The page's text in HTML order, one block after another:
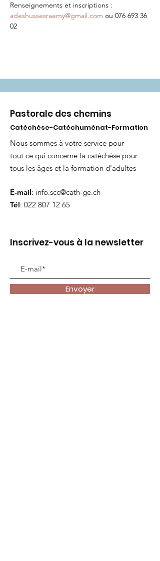
Renseignements et inscriptions :
adeshussesraemy@gmail.com ou 076 693 36
02
Pastorale des chemins
Catéchèse-Catéchuménat-Formation
Nous sommes à votre service pour
tout ce qui concerne la catéchèse pour
tous les âges et la formation d'adultes
E-mail: info.scc@cath-ge.ch
Tél: 022 807 12 65
Inscrivez-vous à la newsletter
Envoyer